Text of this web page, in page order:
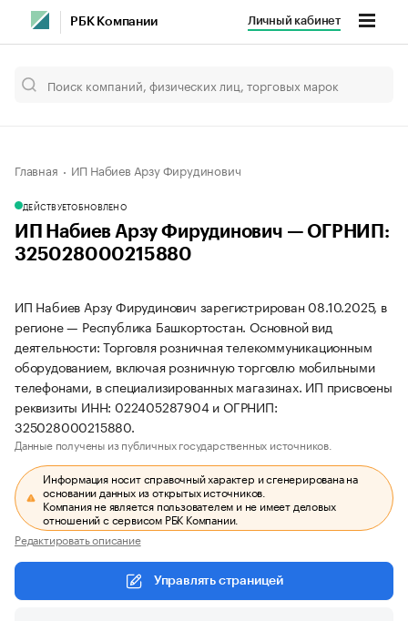
РБК Компании Личный кабинет
Главная ИП Набиев Арзу Фирудинович
ДЕЙСТВУЕТОБНОВЛЕНО
ИП Набиев Арзу Фирудинович — ОГРНИП:
325028000215880
ИП Набиев Арзу Фирудинович зарегистрирован 08.10.2025, в
регионе — Республика Башкортостан. Основной вид
деятельности: Торговля розничная телекоммуникационным
оборудованием, включая розничную торговлю мобильными
телефонами, в специализированных магазинах. ИП присвоены
реквизиты ИНН: 022405287904 и ОГРНИП:
325028000215880.
Данные получены из публичных государственных источников.
Информация носит справочный характер и сгенерирована на
основании данных из открытых источников.
Компания не является пользователем и не имеет деловых
отношений с сервисом РБК Компании.
Редактировать описание
Управлять страницей